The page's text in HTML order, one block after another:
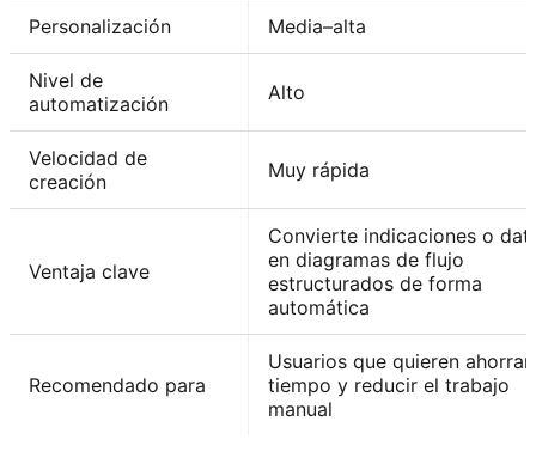
Personalización Media–alta
Nivel de
automatización
Alto
Velocidad de
creación
Muy rápida
Ventaja clave
Convierte indicaciones o
en diagramas de flujo
estructurados de forma
automática
Recomendado para
Usuarios que quieren ahorrar
tiempo y reducir el trabajo
manual